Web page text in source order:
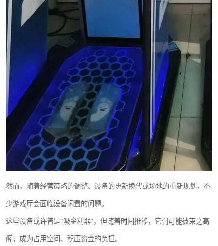
然而，随着经营策略的调整、设备的更新换代或场地的重新规划，不
少游戏厅会面临设备闲置的问题。
这些设备或许曾是“吸金利器”，但随着时间推移，它们可能被束之高
阁，成为占用空间、积压资金的负担。